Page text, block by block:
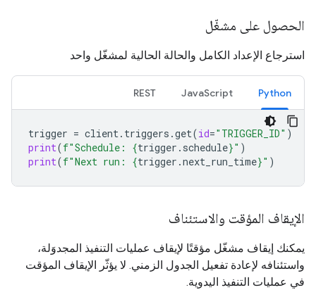
الحصول على مشغّل
استرجاع الإعداد الكامل والحالة الحالية لمشغّل واحد
Python
JavaScript
REST
trigger = client. triggers .get(id="TRIGGER_ID" )
print(f"Schedule: {trigger . schedule}" )
print(f"Next run: {trigger .next_run_time}" )
الإيقاف المؤقت والاستئناف
يمكنك إيقاف مشغّل مؤقتًا لإيقاف عمليات التنفيذ المجدوَلة،
واستئنافه لإعادة تفعيل الجدول الزمني. لا يؤثّر الإيقاف المؤقت
في عمليات التنفيذ اليدوية.